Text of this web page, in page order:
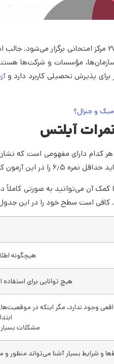
سازمان‌ها، مؤسسات و شرکت‌ها
پذیرش تحصیلی کاربرد دارد و
و جنرال؟
آیلتس
چه مفهومی برای سازمان‌ها و کشورها دارند؟
کمک آن می‌توانید به صورتی کاملاً
کافی است سطح خود را در این
هیچگونه
هیچ توانایی برای استفاده
وجود ندارد، مگر اینکه در
مشکلات
و شرایط بسیار آشنا می‌تواند منظور و